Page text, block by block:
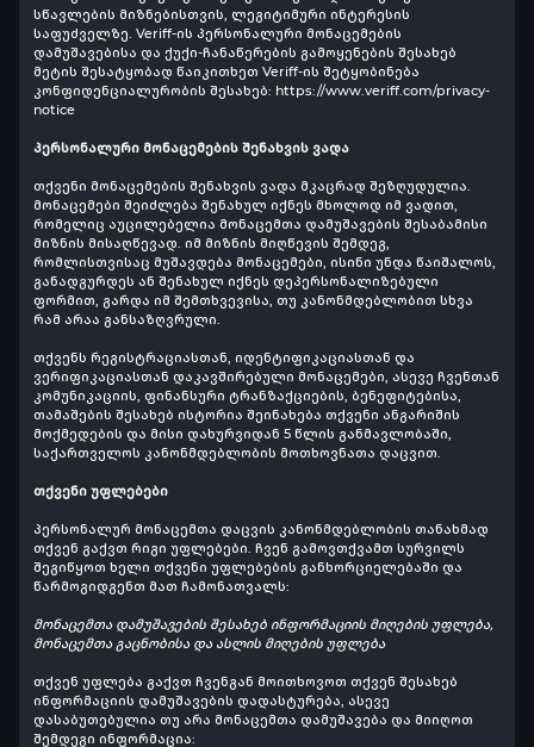
სწავლების მიზნებისთვის, ლეგიტიმური ინტერესის
საფუძველზე. Veriff-ის პერსონალური მონაცემების
დამუშავებისა და ქუქი-ჩანაწერების გამოყენების შესახებ
მეტის შესატყობად წაიკითხეთ Veriff-ის შეტყობინება
კონფიდენციალურობის შესახებ: https://www.veriff.com/privacy-
notice
პერსონალური მონაცემების შენახვის ვადა
თქვენი მონაცემების შენახვის ვადა მკაცრად შეზღუდულია.
მონაცემები შეიძლება შენახულ იქნეს მხოლოდ იმ ვადით,
რომელიც აუცილებელია მონაცემთა დამუშავების შესაბამისი
მიზნის მისაღწევად. იმ მიზნის მიღწევის შემდეგ,
რომლისთვისაც მუშავდება მონაცემები, ისინი უნდა წაიშალოს,
განადგურდეს ან შენახულ იქნეს დეპერსონალიზებული
ფორმით, გარდა იმ შემთხვევისა, თუ კანონმდებლობით სხვა
რამ არაა განსაზღვრული.
თქვენს რეგისტრაციასთან, იდენტიფიკაციასთან და
ვერიფიკაციასთან დაკავშირებული მონაცემები, ასევე ჩვენთან
კომუნიკაციის, ფინანსური ტრანზაქციების, ბენეფიტებისა,
თამაშების შესახებ ისტორია შეინახება თქვენი ანგარიშის
მოქმედების და მისი დახურვიდან 5 წლის განმავლობაში,
საქართველოს კანონმდებლობის მოთხოვნათა დაცვით.
თქვენი უფლებები
პერსონალურ მონაცემთა დაცვის კანონმდებლობის თანახმად
თქვენ გაქვთ რიგი უფლებები. ჩვენ გამოვთქვამთ სურვილს
შეგიწყოთ ხელი თქვენი უფლებების განხორციელებაში და
წარმოგიდგენთ მათ ჩამონათვალს:
მონაცემთა დამუშავების შესახებ ინფორმაციის მიღების უფლება,
მონაცემთა გაცნობისა და ასლის მიღების უფლება
თქვენ უფლება გაქვთ ჩვენგან მოითხოვოთ თქვენ შესახებ
ინფორმაციის დამუშავების დადასტურება, ასევე
დასაბუთებულია თუ არა მონაცემთა დამუშავება და მიიღოთ
შემდეგი ინფორმაცია: